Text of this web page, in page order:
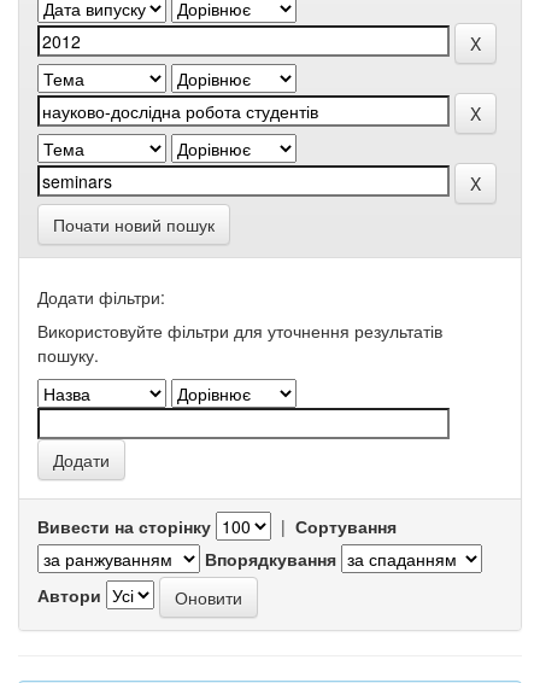
Почати новий пошук
Додати фільтри:
Використовуйте фільтри для уточнення результатів
пошуку.
Вивести на сторінку | Сортування
Впорядкування
Автори